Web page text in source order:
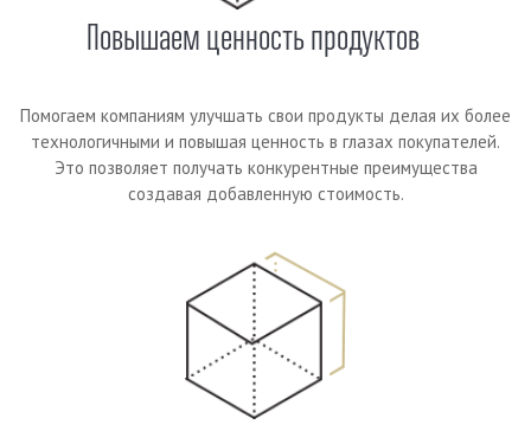
Повышаем ценность продуктов
Помогаем компаниям улучшать свои продукты делая их более
технологичными и повышая ценность в глазах покупателей.
Это позволяет получать конкурентные преимущества
создавая добавленную стоимость.